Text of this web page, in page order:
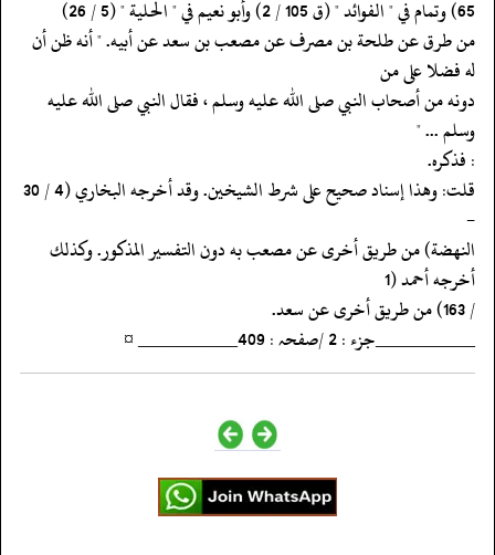
‏‏‏‏من طرق عن طلحة بن مصرف عن مصعب بن سعد عن أبيه. " أنه ظن أن
له فضلا على من
‏‏‏‏دونه من أصحاب النبي صلى الله عليه وسلم ، فقال النبي صلى الله عليه
وسلم ... "
‏‏‏‏: فذكره.
‏‏‏‏قلت: وهذا إسناد صحيح على شرط الشيخين. وقد أخرجه البخاري (4 / 30
-
‏‏‏‏النهضة) من طريق أخرى عن مصعب به دون التفسير المذكور. وكذلك
أخرجه أحمد (1
‏‏‏‏/ 163) من طريق أخرى عن سعد.
‏‏‏‏__________جزء : 2 /صفحہ : 409__________ ¤